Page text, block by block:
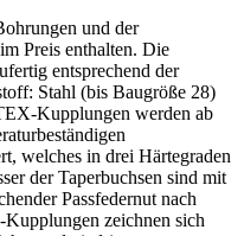
und der
Preis enthalten. Die
entsprechend der
Stahl (bis Baugröße 28)
Kupplungen werden ab
welches in drei Härtegraden
der Taperbuchsen sind mit
Passfedernut nach
zeichnen sich